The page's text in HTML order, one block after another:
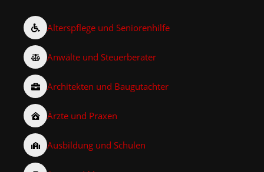
Alterspflege und Seniorenhilfe
Anwälte und Steuerberater
Architekten und Baugutachter
Ärzte und Praxen
Ausbildung und Schulen